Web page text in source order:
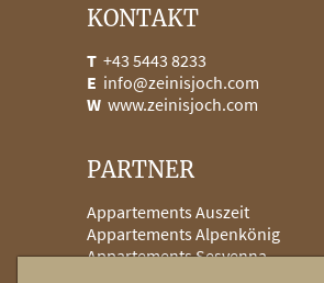
KONTAKT
T +43 5443 8233
E info@zeinisjoch.com
W www.zeinisjoch.com
PARTNER
Appartements Auszeit
Appartements Alpenkönig
Appartements Sesvenna